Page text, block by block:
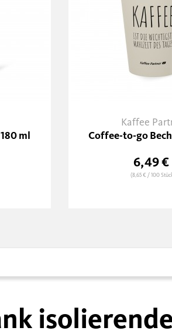
ml
Kaffee
Coffee-to-go
6,49 €
(8,65 €/ 100